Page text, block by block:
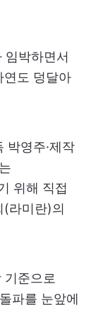
임박하면서
연도 덩달아
박영주·제작
위해 직접
(라미란)의
준으로
파를 눈앞에